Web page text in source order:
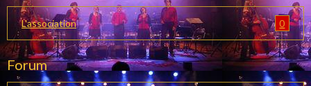
L'association 0
Forum